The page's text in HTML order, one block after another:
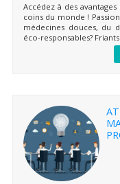
Accédez à des
coins du monde !
médecines douces, du
éco-responsables?